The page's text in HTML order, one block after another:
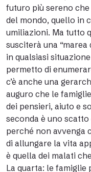
futuro più sereno
del mondo, quello in
umiliazioni. Ma tutto
susciterà una
in qualsiasi
permetto di
c’è anche una
auguro che le
dei pensieri, aiuto e
seconda è uno
perché non avvenga
di allungare la vita
è quella dei malati
La quarta: le famiglie